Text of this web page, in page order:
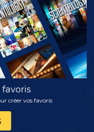
LES SÉRIES
créer vos favoris